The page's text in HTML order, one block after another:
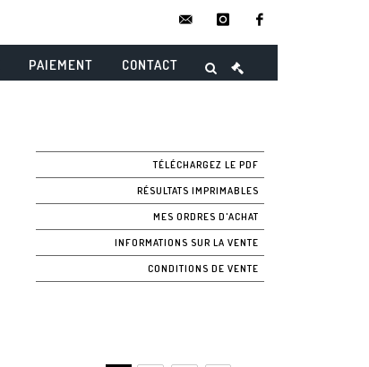
instagram
PAIEMENT CONTACT
TÉLÉCHARGEZ LE PDF
RÉSULTATS IMPRIMABLES
MES ORDRES D'ACHAT
INFORMATIONS SUR LA VENTE
CONDITIONS DE VENTE